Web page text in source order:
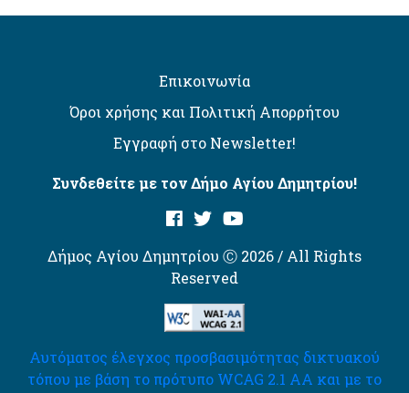
Επικοινωνία
Όροι χρήσης και Πολιτική Απορρήτου
Εγγραφή στο Newsletter!
Συνδεθείτε με τον Δήμο Αγίου Δημητρίου!
Δήμος Αγίου Δημητρίου Ⓒ 2026 / All Rights
Reserved
Αυτόματος έλεγχος προσβασιμότητας δικτυακού
τόπου με βάση το πρότυπο WCAG 2.1 AA και με το